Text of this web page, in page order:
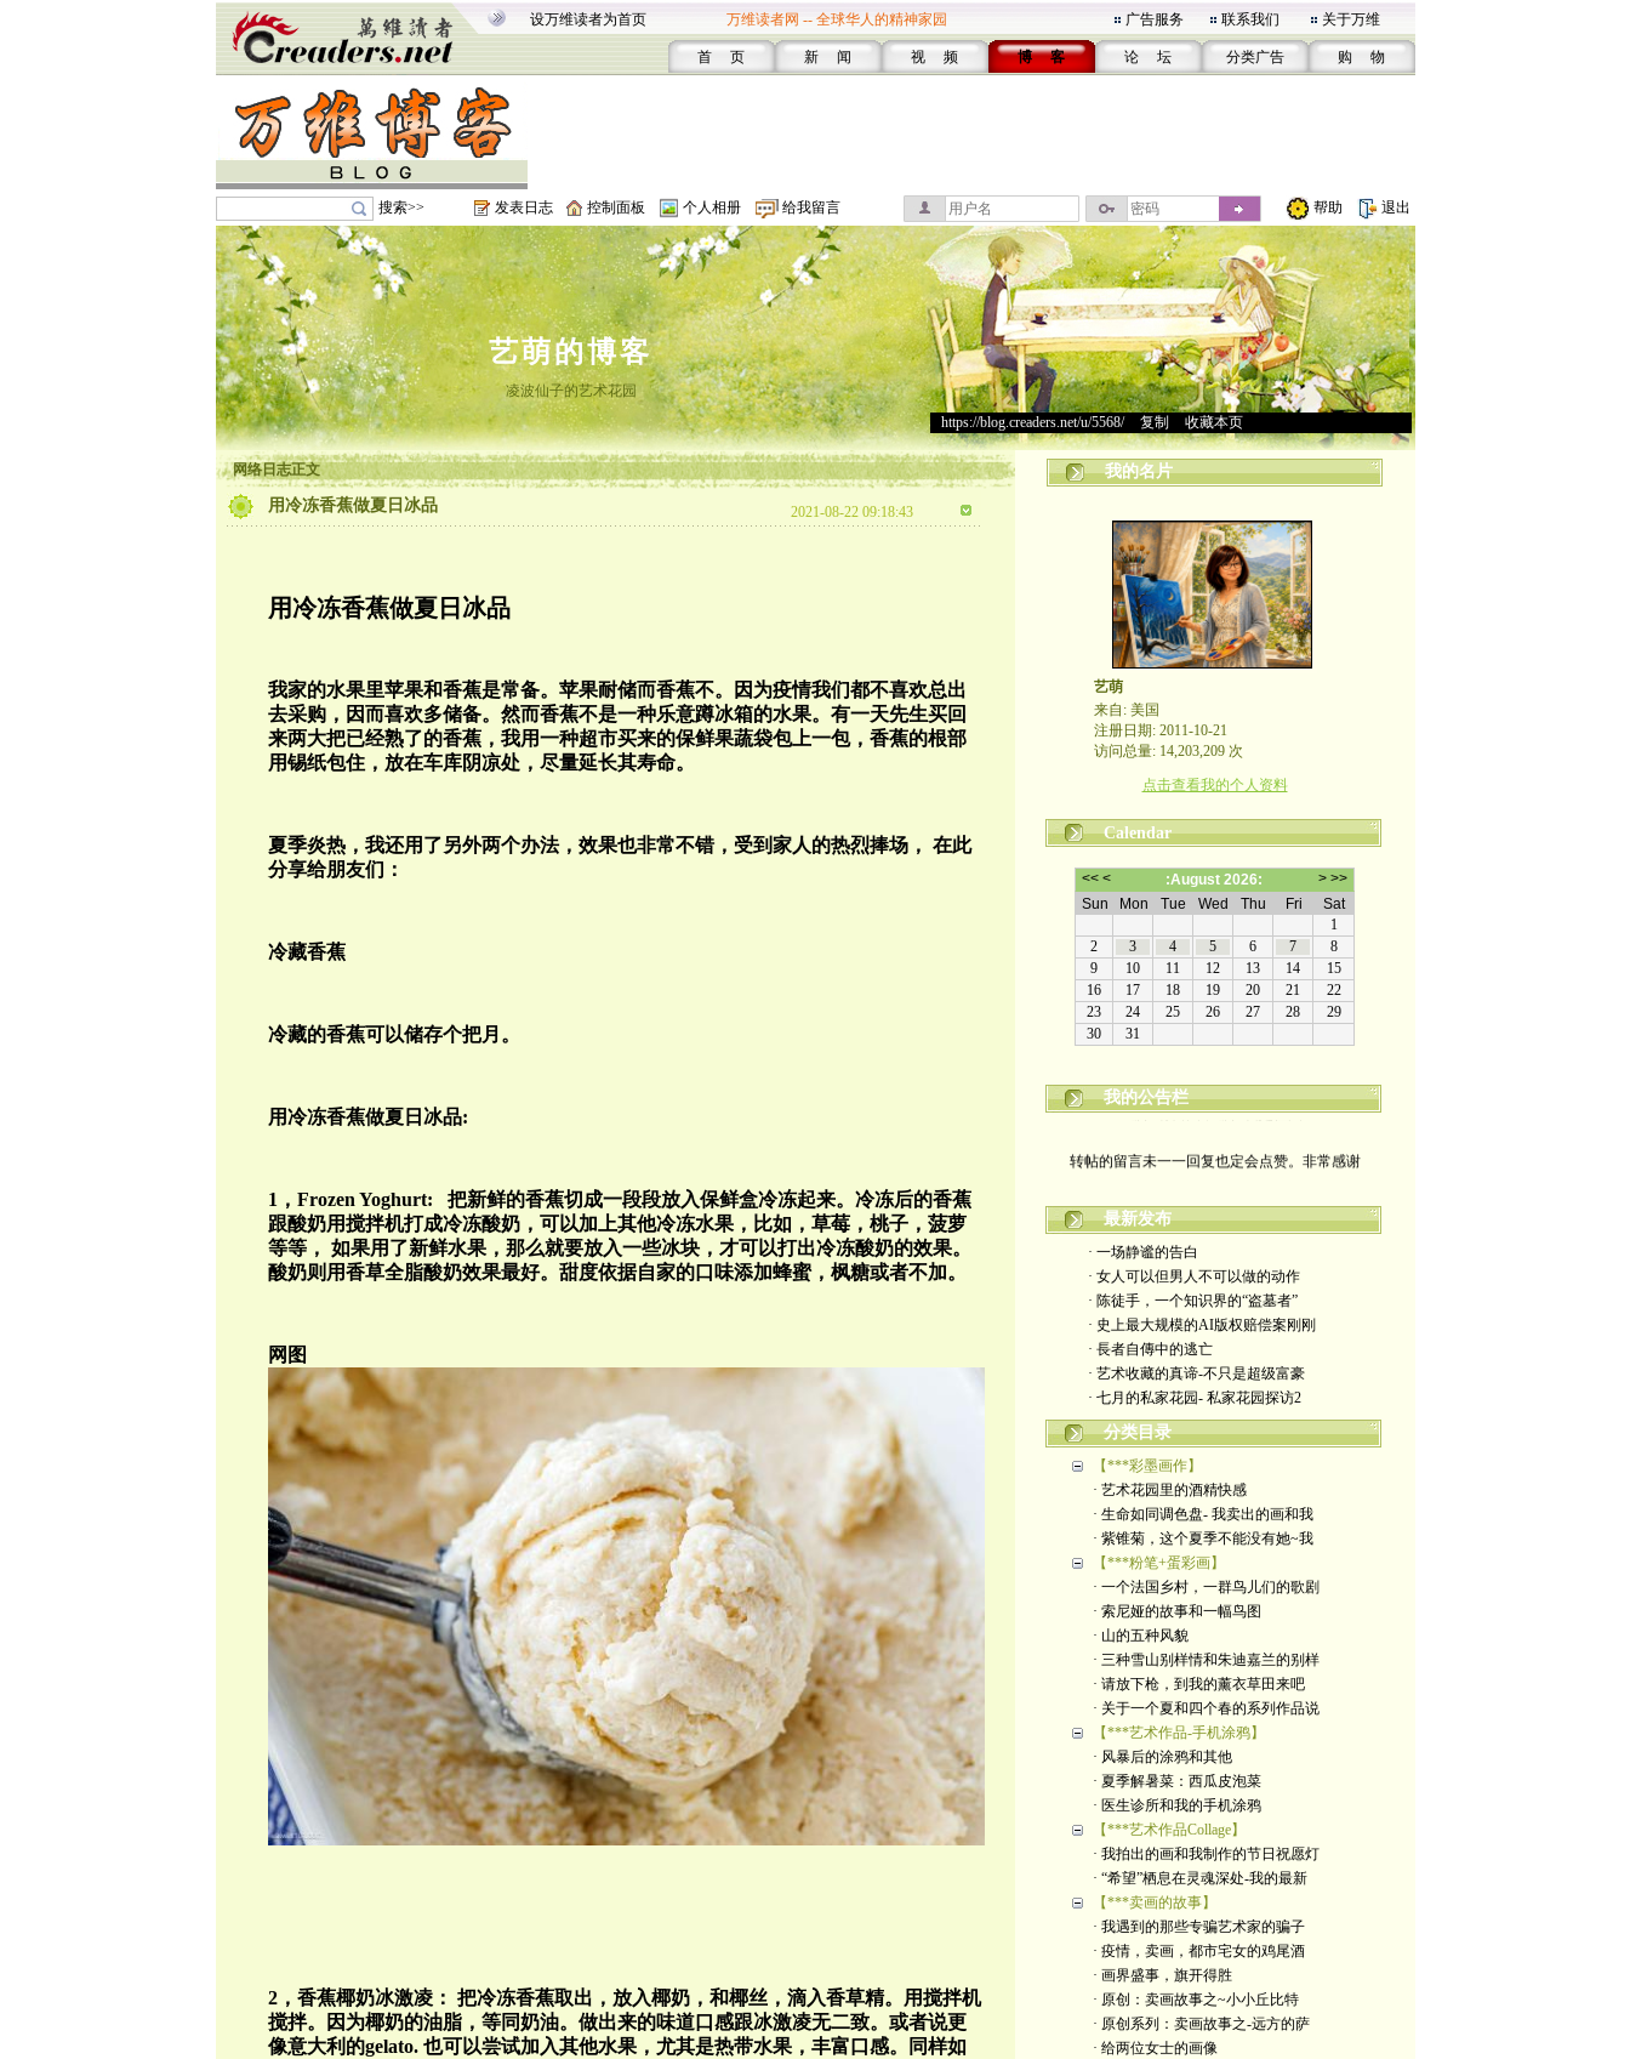
设万维读者为首页 万维读者网 -- 全球华人的精神家园 广告服务 联系我们 关于万维
首 页 新 闻 视 频 博 客 论 坛 分类广告 购 物
搜索>> 发表日志 控制面板 个人相册 给我留言 帮助 退出
艺萌的博客
凌波仙子的艺术花园
https://blog.creaders.net/u/5568/> 复制 收藏本页
网络日志正文
用冷冻香蕉做夏日冰品 2021-08-22 09:18:43
用冷冻香蕉做夏日冰品
我家的水果里苹果和香蕉是常备。苹果耐储而香蕉不。因为疫情我们都不喜欢总出
去采购，因而喜欢多储备。然而香蕉不是一种乐意蹲冰箱的水果。有一天先生买回
来两大把已经熟了的香蕉，我用一种超市买来的保鲜果蔬袋包上一包，香蕉的根部
用锡纸包住，放在车库阴凉处，尽量延长其寿命。
夏季炎热，我还用了另外两个办法，效果也非常不错，受到家人的热烈捧场， 在此
分享给朋友们：
冷藏香蕉
冷藏的香蕉可以储存个把月。
用冷冻香蕉做夏日冰品:
1 ， Frozen Yoghurt: 把新鲜的香蕉切成一段段放入保鲜盒冷冻起来。冷冻后的香蕉
跟酸奶用搅拌机打成冷冻酸奶，可以加上其他冷冻水果，比如，草莓，桃子，菠萝
等等， 如果用了新鲜水果，那么就要放入一些冰块，才可以打出冷冻酸奶的效果。
酸奶则用香草全脂酸奶效果最好。甜度依据自家的口味添加蜂蜜，枫糖或者不加。
网图
2，香蕉椰奶冰激凌： 把冷冻香蕉取出，放入椰奶，和椰丝，滴入香草精。用搅拌机
搅拌。因为椰奶的油脂，等同奶油。做出来的味道口感跟冰激凌无二致。或者说更
像意大利的gelato. 也可以尝试加入其他水果，尤其是热带水果，丰富口感。同样如
我的名片
艺萌
来自: 美国
注册日期: 2011-10-21
访问总量: 14,203,209 次
点击查看我的个人资料
Calendar
我的公告栏
哪裡有自由，哪裡就是祖國
有意收藏者请私信我，感谢一贯支持
政治转载不一定代表本人意见
艺术博客：https://yimengl.blog
目录中标注星号的为本人艺术原创
最新发布
· 一场静谧的告白
· 女人可以但男人不可以做的动作
· 陈徒手，一个知识界的“盗墓者”
· 史上最大规模的AI版权赔偿案刚刚
· 長者自傳中的逃亡
· 艺术收藏的真谛-不只是超级富豪
· 七月的私家花园- 私家花园探访2
分类目录
【***彩墨画作】
· 艺术花园里的酒精快感
· 生命如同调色盘- 我卖出的画和我
· 紫锥菊，这个夏季不能没有她~我
【***粉笔+蛋彩画】
· 一个法国乡村，一群鸟儿们的歌剧
· 索尼娅的故事和一幅鸟图
· 山的五种风貌
· 三种雪山别样情和朱迪嘉兰的别样
· 请放下枪，到我的薰衣草田来吧
· 关于一个夏和四个春的系列作品说
【***艺术作品-手机涂鸦】
· 风暴后的涂鸦和其他
· 夏季解暑菜：西瓜皮泡菜
· 医生诊所和我的手机涂鸦
【***艺术作品Collage】
· 我拍出的画和我制作的节日祝愿灯
· “希望”栖息在灵魂深处-我的最新
【***卖画的故事】
· 我遇到的那些专骗艺术家的骗子
· 疫情，卖画，都市宅女的鸡尾酒
· 画界盛事，旗开得胜
· 原创：卖画故事之~小小丘比特
· 原创系列：卖画故事之-远方的萨
· 给两位女士的画像